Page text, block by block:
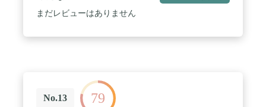
まだレビューはありません
No.13 79